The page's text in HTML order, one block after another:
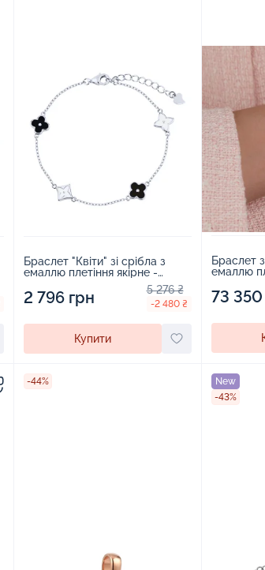
Браслет "Квіти" зі срібла з
емаллю плетіння якірне -
2 796 грн 5 276 ₴
-2 480 ₴
Купити
Браслет
емаллю
73 350
-44%
New
-43%